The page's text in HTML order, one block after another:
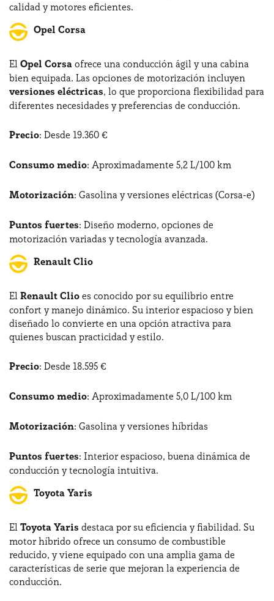
calidad y motores eficientes.
Opel Corsa
El Opel Corsa ofrece una conducción ágil y una cabina
bien equipada. Las opciones de motorización incluyen
versiones eléctricas, lo que proporciona flexibilidad para
diferentes necesidades y preferencias de conducción.
Precio: Desde 19.360 €
Consumo medio: Aproximadamente 5,2 L/100 km
Motorización: Gasolina y versiones eléctricas (Corsa-e)
Puntos fuertes: Diseño moderno, opciones de
motorización variadas y tecnología avanzada.
Renault Clio
El Renault Clio es conocido por su equilibrio entre
confort y manejo dinámico. Su interior espacioso y bien
diseñado lo convierte en una opción atractiva para
quienes buscan practicidad y estilo.
Precio: Desde 18.595 €
Consumo medio: Aproximadamente 5,0 L/100 km
Motorización: Gasolina y versiones híbridas
Puntos fuertes: Interior espacioso, buena dinámica de
conducción y tecnología intuitiva.
Toyota Yaris
El Toyota Yaris destaca por su eficiencia y fiabilidad. Su
motor híbrido ofrece un consumo de combustible
reducido, y viene equipado con una amplia gama de
características de serie que mejoran la experiencia de
conducción.